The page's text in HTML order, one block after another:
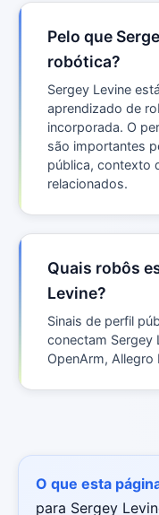
Pelo que
robótica?
Sergey Levine
aprendizado de
incorporada. O
são importantes
pública, contexto
relacionados.
Quais robôs
Levine?
Sinais de perfil
conectam Sergey
OpenArm, Allegro
O que esta
para Sergey